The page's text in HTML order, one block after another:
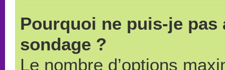
Pourquoi ne puis-je
sondage ?
Le nombre d’options